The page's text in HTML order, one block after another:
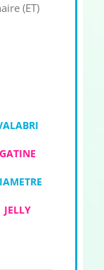
(ET)
GATINE
JELLY